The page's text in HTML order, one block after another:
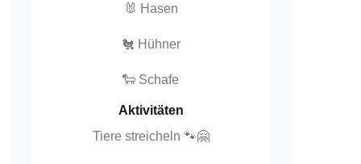
🐰 Hasen
🐔 Hühner
🐑 Schafe
Aktivitäten
Tiere streicheln 🐾🤗